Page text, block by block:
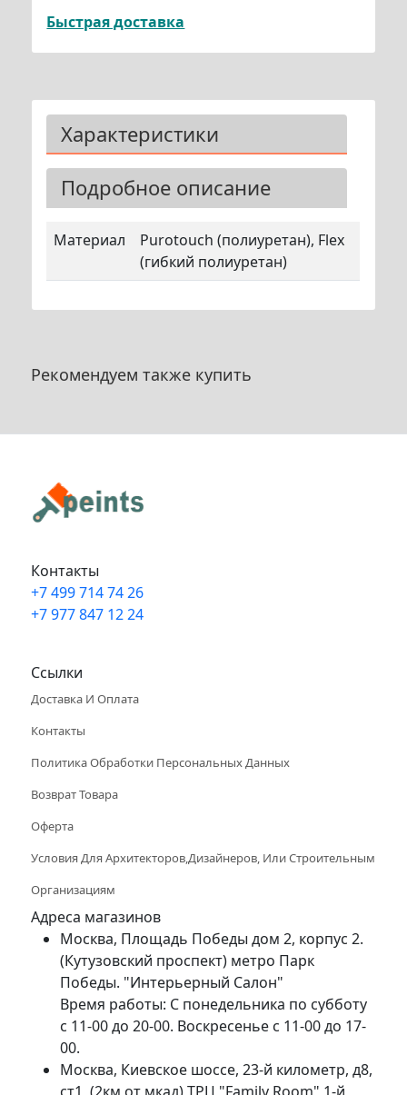
Быстрая доставка
Характеристики
Подробное описание
Материал
Purotouch (полиуретан), Flex
(гибкий полиуретан)
Рекомендуем также купить
Контакты
+7 499 714 74 26
+7 977 847 12 24
Ссылки
Доставка И Оплата
Контакты
Политика Обработки Персональных Данных
Возврат Товара
Оферта
Условия Для Архитекторов,дизайнеров, Или Строительным
Организациям
Адреса магазинов
Москва, Площадь Победы дом 2, корпус 2.
(Кутузовский проспект) метро Парк
Победы. "Интерьерный Салон"
Время работы: С понедельника по субботу
с 11-00 до 20-00. Воскресенье с 11-00 до 17-
00.
Москва, Киевское шоссе, 23-й километр, д8,